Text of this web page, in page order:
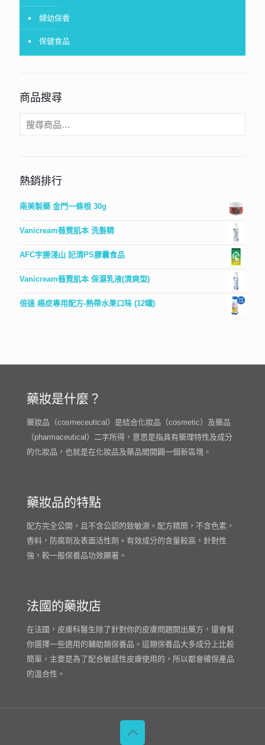
婦幼保養
保健食品
商品搜尋
熱銷排行
南美製藥 金門一條根 30g
Vanicream薇霓肌本 洗髮精
AFC宇勝淺山 記清PS膠囊食品
Vanicream薇霓肌本 保濕乳液(清爽型)
倍速 癌症專用配方-熱帶水果口味 (12罐)
藥妝是什麼？
藥妝品（cosmeceutical）是結合化妝品（cosmetic）及藥品
（pharmaceutical）二字所得，意思是指具有藥理特性及成分
的化妝品，也就是在化妝品及藥品間開闢一個新區塊。
藥妝品的特點
配方完全公開，且不含公認的致敏源。配方精簡，不含色素，
香料，防腐劑及表面活性劑。有效成分的含量較高，針對性
強，較一般保養品功效顯著。
法國的藥妝店
在法國，皮膚科醫生除了針對你的皮膚問題開出藥方，還會幫
你選擇一些適用的輔助類保養品。這類保養品大多成分上比較
簡單，主要是為了配合敏感性皮膚使用的，所以都會確保產品
的溫合性。